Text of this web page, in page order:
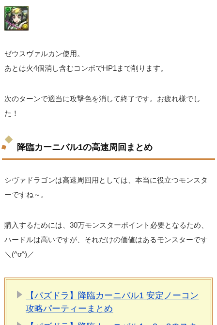
ゼウスヴァルカン使用。
あとは火4個消し含むコンボでHP1まで削ります。
次のターンで適当に攻撃色を消して終了です。お疲れ様でし
た！
降臨カーニバル1の高速周回まとめ
シヴァドラゴンは高速周回用としては、本当に役立つモンスタ
ーですね～。
購入するためには、30万モンスターポイント必要となるため、
ハードルは高いですが、それだけの価値はあるモンスターです
＼(^o^)／
【パズドラ】降臨カーニバル1 安定ノーコン
攻略パーティーまとめ